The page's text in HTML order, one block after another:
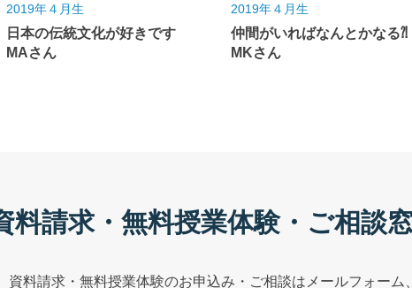
2019年４月生
日本の伝統文化が好きです
MAさん
2019年４月生
仲間がいればなんとかなる
MKさん
料請求・無料授業体験・ご相談
資料請求・無料授業体験のお申込み・ご相談はメールフォーム、